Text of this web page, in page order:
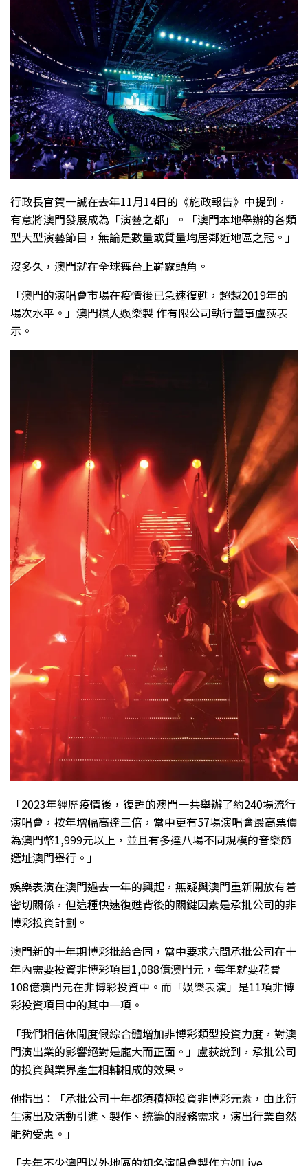
行政長官賀一誠在去年11月14日的《施政報告》中提到，
有意將澳門發展成為「演藝之都」。「澳門本地舉辦的各類
型大型演藝節目，無論是數量或質量均居鄰近地區之冠。」
沒多久，澳門就在全球舞台上嶄露頭角。
「澳門的演唱會市場在疫情後已急速復甦，超越2019年的
場次水平。」澳門棋人娛樂製 作有限公司執行董事盧荻表
示。
「2023年經歷疫情後，復甦的澳門一共舉辦了約240場流行
演唱會，按年增幅高達三倍，當中更有57場演唱會最高票價
為澳門幣1,999元以上，並且有多達八場不同規模的音樂節
選址澳門舉行。」
娛樂表演在澳門過去一年的興起，無疑與澳門重新開放有着
密切關係，但這種快速復甦背後的關鍵因素是承批公司的非
博彩投資計劃。
澳門新的十年期博彩批給合同，當中要求六間承批公司在十
年內需要投資非博彩項目1,088億澳門元，每年就要花費
108億澳門元在非博彩投資中。而「娛樂表演」是11項非博
彩投資項目中的其中一項。
「我們相信休閒度假綜合體增加非博彩類型投資力度，對澳
門演出業的影響絕對是龐大而正面。」盧荻說到，承批公司
的投資與業界產生相輔相成的效果。
他指出：「承批公司十年都須積極投資非博彩元素，由此衍
生演出及活動引進、製作、統籌的服務需求，演出行業自然
能夠受惠。」
「去年不少澳門以外地區的知名演唱會製作方如Live